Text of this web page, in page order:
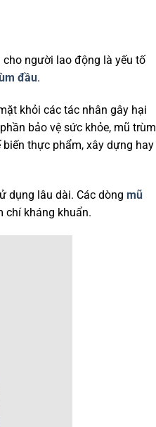
người lao động là yếu tố
đầu.
khỏi các tác nhân gây hại
bảo vệ sức khỏe, mũ trùm
thực phẩm, xây dựng hay
dụng lâu dài. Các dòng mũ
chí kháng khuẩn.